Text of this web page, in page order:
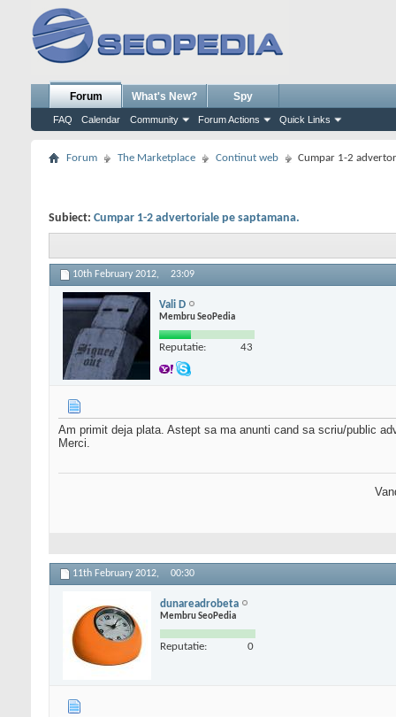
Forum
FAQ Calendar Community Forum Actions Quick Links
What's New? Spy
Forum The Marketplace Continut web Cumpar 1-2
Subiect: Cumpar 1-2 advertoriale pe saptamana.
10th February 2012, 23:09
Vali D
Membru SeoPedia
Reputatie: 43
Am primit deja plata. Astept sa ma anunti cand sa scriu/public
Merci.
11th February 2012, 00:30
dunareadrobeta
Membru SeoPedia
Reputatie: 0